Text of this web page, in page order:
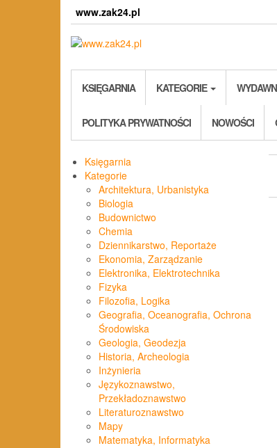
www.zak24.pl
KSIĘGARNIA KATEGORIE
POLITYKA PRYWATNOŚCI NOWOŚCI
Księgarnia
Kategorie
Architektura, Urbanistyka
Biologia
Budownictwo
Chemia
Dziennikarstwo, Reportaże
Ekonomia, Zarządzanie
Elektronika, Elektrotechnika
Fizyka
Filozofia, Logika
Geografia, Oceanografia, Ochrona
Środowiska
Geologia, Geodezja
Historia, Archeologia
Inżynieria
Językoznawstwo,
Przekładoznawstwo
Literaturoznawstwo
Mapy
Matematyka, Informatyka